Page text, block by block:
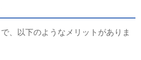
、以下のようなメリットがありま